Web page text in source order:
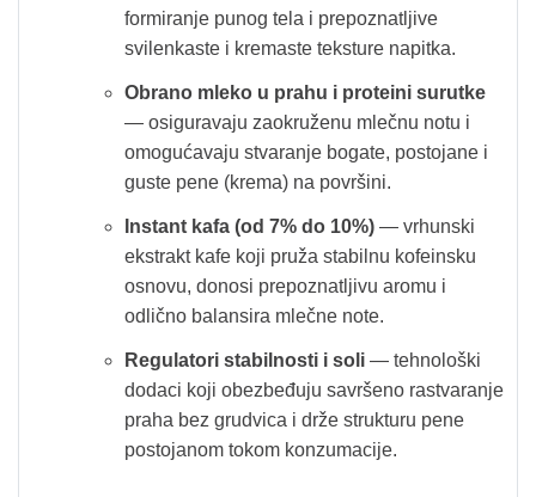
formiranje punog tela i prepoznatljive
svilenkaste i kremaste teksture napitka.
Obrano mleko u prahu i proteini surutke
— osiguravaju zaokruženu mlečnu notu i
omogućavaju stvaranje bogate, postojane i
guste pene (krema) na površini.
Instant kafa (od 7% do 10%) — vrhunski
ekstrakt kafe koji pruža stabilnu kofeinsku
osnovu, donosi prepoznatljivu aromu i
odlično balansira mlečne note.
Regulatori stabilnosti i soli — tehnološki
dodaci koji obezbeđuju savršeno rastvaranje
praha bez grudvica i drže strukturu pene
postojanom tokom konzumacije.